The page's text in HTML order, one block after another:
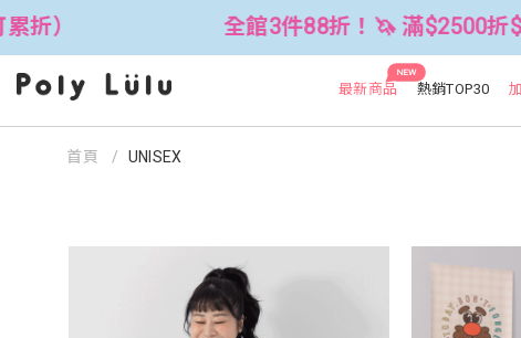
件88折！🦄 滿$2500折$300 (可累折）
NEW
最新商品 熱銷TOP30
首頁 UNISEX